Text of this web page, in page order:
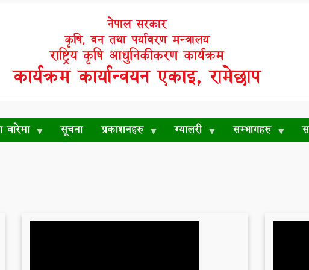
नेपाल सरकार
कृषि, वन तथा पर्यावरण मन्त्रालय
राष्ट्रिय कृषि आधुनिकीकरण कार्यक्रम
कार्यक्रम कार्यान्वयन एकाइ, रामेछाप
बारेमा सूचना प्रकाशनहरु ग्यालरी सम्भागहरु